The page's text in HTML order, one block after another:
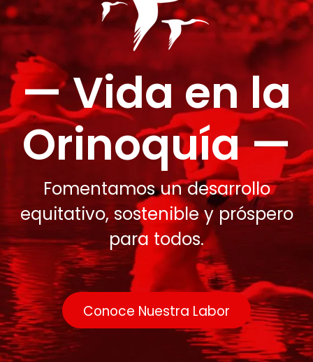
— Vida en la
Orinoquía —
Fomentamos un desarrollo
equitativo, sostenible y próspero
para todos.
Conoce Nuestra Labor